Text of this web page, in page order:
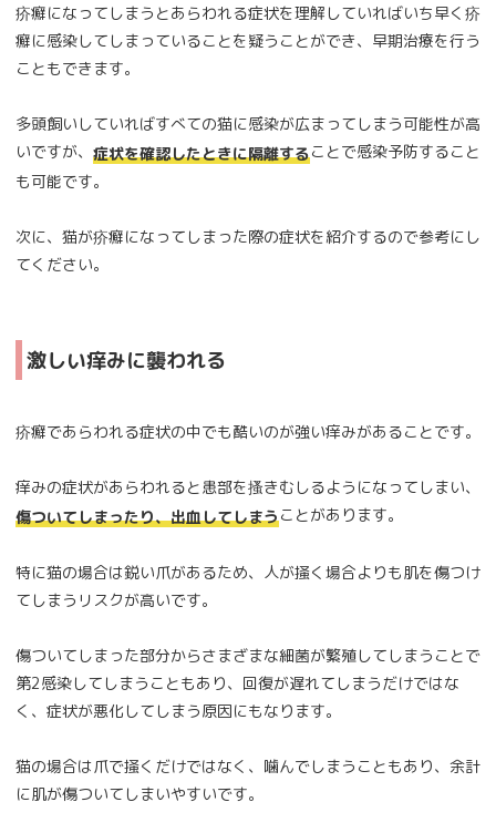
疥癬になってしまうとあらわれる症状を理解していればいち早く疥
癬に感染してしまっていることを疑うことができ、早期治療を行う
こともできます。
多頭飼いしていればすべての猫に感染が広まってしまう可能性が高
いですが、 症状を確認したときに隔離することで感染予防すること
も可能です。
次に、猫が疥癬になってしまった際の症状を紹介するので参考にし
てください。
激しい痒みに襲われる
疥癬であらわれる症状の中でも酷いのが強い痒みがあることです。
痒みの症状があらわれると患部を搔きむしるようになってしまい、
傷ついてしまったり、出血してしまうことがあります。
特に猫の場合は鋭い爪があるため、人が掻く場合よりも肌を傷つけ
てしまうリスクが高いです。
傷ついてしまった部分からさまざまな細菌が繁殖してしまうことで
第2感染してしまうこともあり、回復が遅れてしまうだけではな
く、症状が悪化してしまう原因にもなります。
猫の場合は爪で掻くだけではなく、噛んでしまうこともあり、余計
に肌が傷ついてしまいやすいです。